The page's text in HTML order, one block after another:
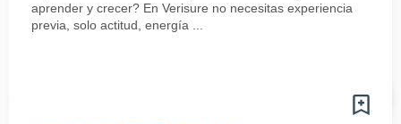
aprender y crecer? En Verisure no necesitas experiencia
previa, solo actitud, energía ...